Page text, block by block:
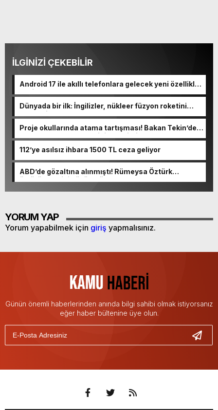
İLGİNİZİ ÇEKEBİLİR
Android 17 ile akıllı telefonlara gelecek yeni özellikler
belli oldu
Dünyada bir ilk: İngilizler, nükleer füzyon roketini
ateşledi
Proje okullarında atama tartışması! Bakan Tekin’den
“Sıkıntı yaşanmaması için takvimi erken başlattık”
112’ye asılsız ihbara 1500 TL ceza geliyor
ABD’de gözaltına alınmıştı! Rümeysa Öztürk
öldürüleceğini düşünmüş
YORUM YAP
Yorum yapabilmek için giriş yapmalısınız.
Günün önemli haberlerinden anında bilgi sahibi olmak istiyorsanız
eğer haber bültenine üye olun.